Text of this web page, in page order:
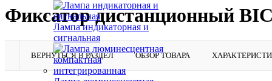
Лампа индикаторная и
сигнальная
Фиксатор дистанционный
ВЕРНУТЬСЯ В РАЗДЕЛ ОБЗОР ТОВАРА